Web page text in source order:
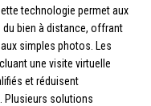
technologie permet aux
du bien à distance, offrant
simples photos. Les
une visite virtuelle
et réduisent
Plusieurs solutions